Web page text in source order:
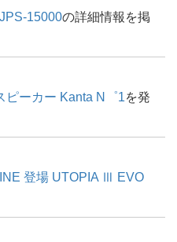
JPS-15000の詳細情報を掲
ピーカー Kanta N゜1を発
登場 UTOPIA Ⅲ EVO